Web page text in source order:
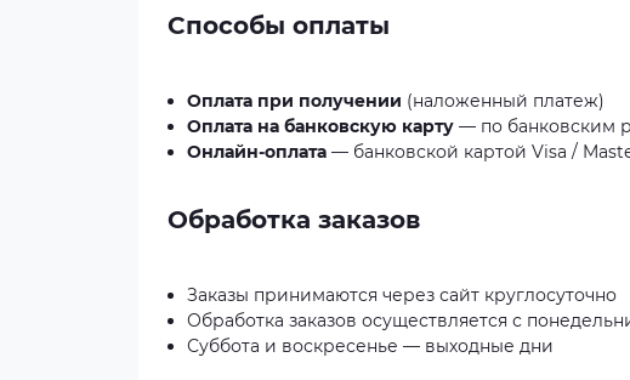
Способы оплаты
Оплата при получении (наложенный платеж)
Оплата на банковскую карту — по банковским
Онлайн-оплата — банковской картой Visa /
Обработка заказов
Заказы принимаются через сайт круглосуточно
Обработка заказов осуществляется с
Суббота и воскресенье — выходные дни